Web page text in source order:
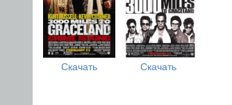
Скачать Скачать